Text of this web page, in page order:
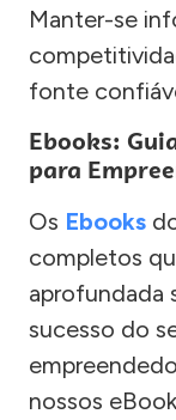
Manter-se
fonte
Ebooks:
para
Os Ebooks
completos
aprofundada
sucesso do
nossos